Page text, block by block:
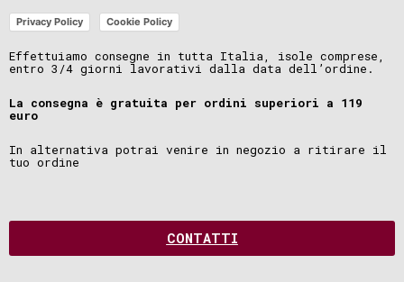
Privacy Policy Cookie Policy
Effettuiamo consegne in tutta Italia, isole comprese,
entro 3/4 giorni lavorativi dalla data dell’ordine.
La consegna è gratuita per ordini superiori a 119
euro
In alternativa potrai venire in negozio a ritirare il
tuo ordine
CONTATTI